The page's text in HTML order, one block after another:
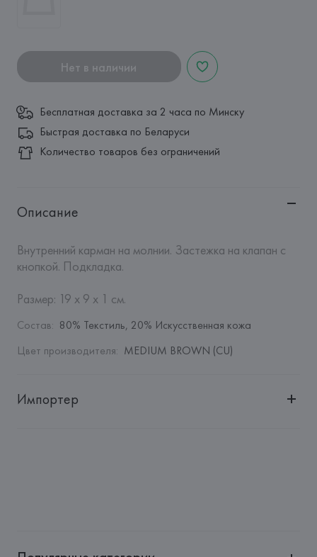
Нет в наличии
Бесплатная доставка за 2 часа по Минску
Быстрая доставка по Беларуси
Количество товаров без ограничений
Описание
Внутренний карман на молнии. Застежка на клапан с
кнопкой. Подкладка.
Размер: 19 x 9 x 1 см.
Состав: 80% Текстиль, 20% Искусственная кожа
Цвет производителя: MEDIUM BROWN (CU)
Импортер
(Barcelona),